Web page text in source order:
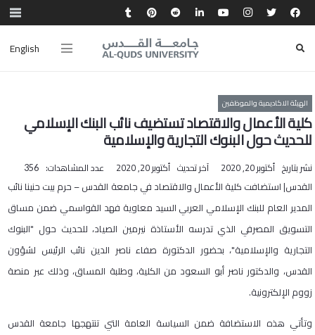
English
الهيئة الاكاديمية والموظفين
كلية الأعمال والاقتصاد تستضيف نائب البنك الإسلامي
للحديث حول البنوك التجارية والإسلامية
نشر بتاريخ أكتوبر 20, 2020 آخر تحديث أكتوبر 20, 2020 عدد المشاهدات: 356
القدس| استضافت كلية الأعمال والاقتصاد في جامعة القدس – حرم بيت حنينا نائب
المدير العام للبنك الإسلامي العربي السيد معاوية فهد القواسمي ضمن مساق
التسويق المصرفي الذي تدرسه الأستاذة نيرمين الصياد، للحديث حول "البنوك
التجارية والإسلامية"، بحضور الدكتورة صفاء ناصر الدين نائب الرئيس لشؤون
القدس، والدكتور ناصر أبو السعود من الكلية، وطلبة المساق، وذلك عبر منصة
زووم الإلكترونية.
وتأتي هذه الاستضافة ضمن السياسة العامة التي تنتهجها جامعة القدس